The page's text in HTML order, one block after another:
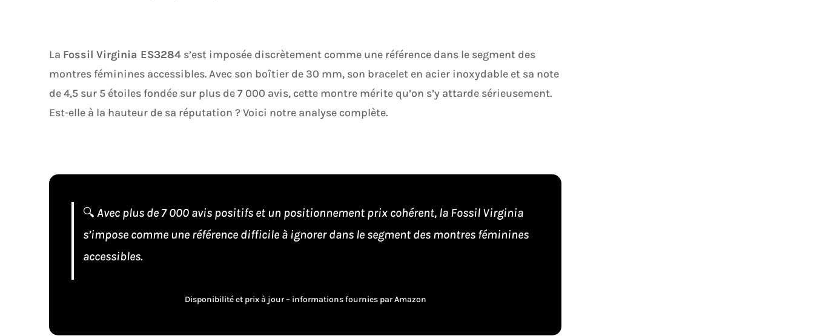
La Fossil Virginia ES3284s’est imposée discrètement comme une référence dans le segment des
montres féminines accessibles. Avec son boîtier de 30 mm, son bracelet en acier inoxydable et sa note
de 4,5 sur 5 étoiles fondée sur plus de 7 000 avis, cette montre mérite qu’on s’y attarde sérieusement.
Est-elle à la hauteur de sa réputation ? Voici notre analyse complète.
🔍 Avec plus de 7 000 avis positifs et un positionnement prix cohérent, la Fossil Virginia
s’impose comme une référence difficile à ignorer dans le segment des montres féminines
accessibles.
Disponibilité et prix à jour – informations fournies par Amazon